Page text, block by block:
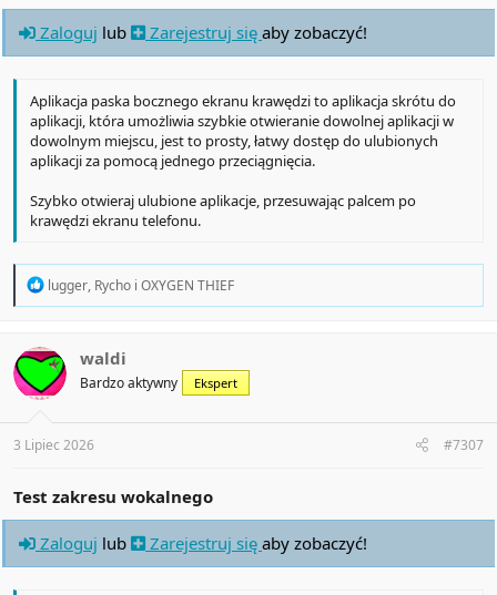
Zaloguj lub Zarejestruj się aby zobaczyć!
Aplikacja paska bocznego ekranu krawędzi to aplikacja skrótu do
aplikacji, która umożliwia szybkie otwieranie dowolnej aplikacji w
dowolnym miejscu, jest to prosty, łatwy dostęp do ulubionych
aplikacji za pomocą jednego przeciągnięcia.
Szybko otwieraj ulubione aplikacje, przesuwając palcem po
krawędzi ekranu telefonu.
R
t
i
o
s
:
lugger, Rycho i OXYGEN THIEF
waldi
Bardzo aktywny Ekspert
3 Lipiec 2026 #7307
Test zakresu wokalnego
Zaloguj lub Zarejestruj się aby zobaczyć!